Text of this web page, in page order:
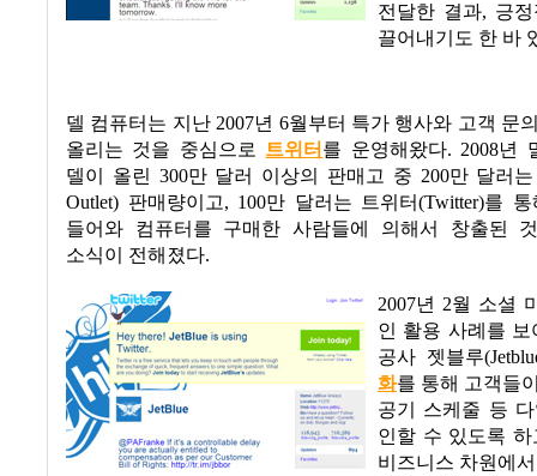
전달한 결과, 긍
끌어내기도 한 바
델 컴퓨터는 지난2007년 6월부터 특가 행사와 고객 문
올리는 것을 중심으로 트위터 를 운영해왔다. 2008년
델이 올린 300만 달러 이상의 판매고 중 200만 달러
Outlet) 판매량이고, 100만 달러는 트위터(Twitter)를 통
들어와 컴퓨터를 구매한 사람들에 의해서 창출된
소식이 전해졌다.
2007년 2월 소셜
인 활용 사례를
공사 젯블루
화를 통해 고객들
공기 스케줄 등
인할 수 있도록
비즈니스 차원에